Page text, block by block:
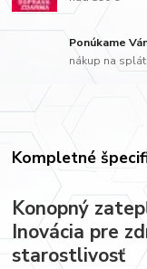
Ponúkame
nákup na
Kompletné
Konopný
Inovácia pre
starostlivosť